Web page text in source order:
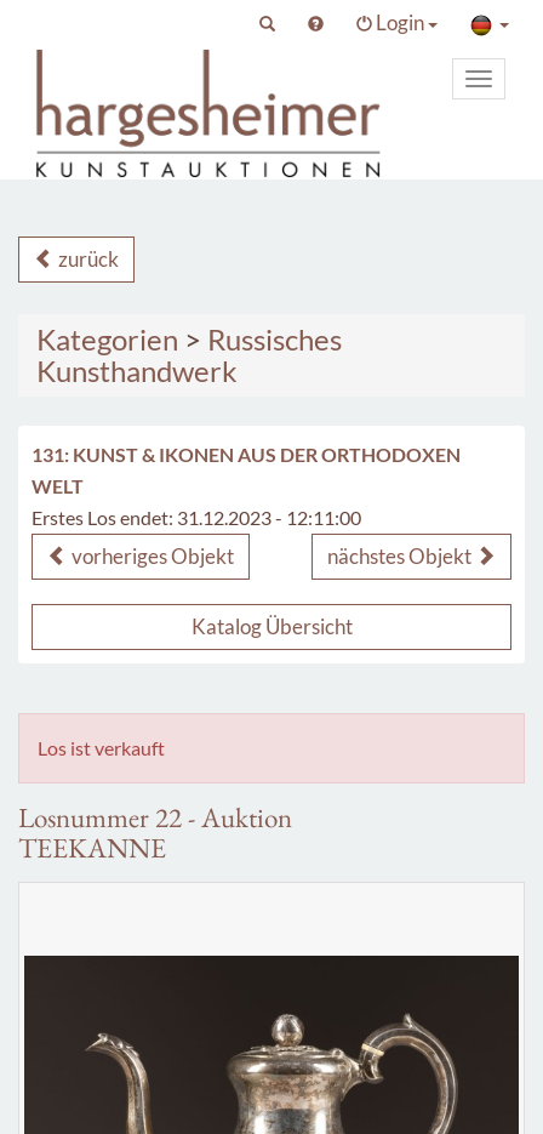
Login
Toggle
zurück
Kategorien > Russisches
Kunsthandwerk
131: KUNST & IKONEN AUS DER ORTHODOXEN
WELT
Erstes Los endet: 31.12.2023 - 12:11:00
vorheriges Objekt nächstes Objekt
Katalog Übersicht
Los ist verkauft
Losnummer 22 - Auktion
TEEKANNE